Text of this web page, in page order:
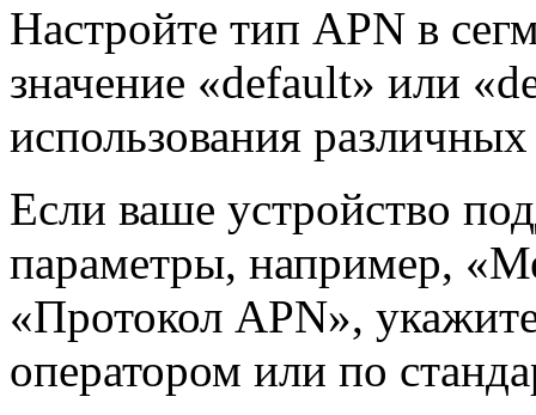
Настройте тип APN в
значение «default» или
использования
Если ваше устройство
параметры, например,
«Протокол APN»,
оператором или по